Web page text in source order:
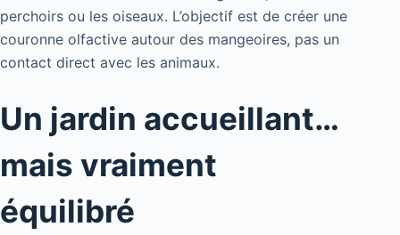
perchoirs ou les oiseaux. L’objectif est de créer une
couronne olfactive autour des mangeoires, pas un
contact direct avec les animaux.
Un jardin accueillant…
mais vraiment
équilibré